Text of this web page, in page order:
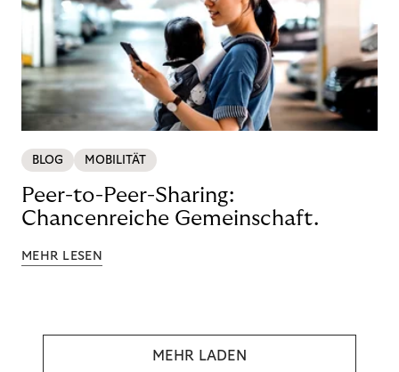
BLOG MOBILITÄT
Peer-to-Peer-Sharing:
Chancenreiche Gemeinschaft.
MEHR LESEN
MEHR LADEN